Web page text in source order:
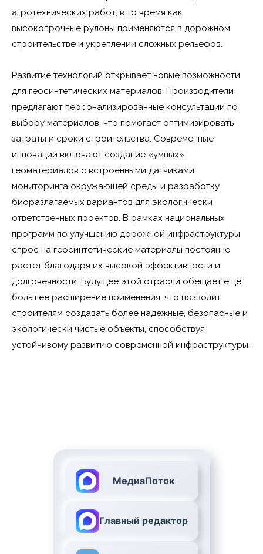
агротехнических работ, в то время как
высокопрочные рулоны применяются в дорожном
строительстве и укреплении сложных рельефов.
Развитие технологий открывает новые возможности
для геосинтетических материалов. Производители
предлагают персонализированные консультации по
выбору материалов, что помогает оптимизировать
затраты и сроки строительства. Современные
инновации включают создание «умных»
геоматериалов с встроенными датчиками
мониторинга окружающей среды и разработку
биоразлагаемых вариантов для экологически
ответственных проектов. В рамках национальных
программ по улучшению дорожной инфраструктуры
спрос на геосинтетические материалы постоянно
растет благодаря их высокой эффективности и
долговечности. Будущее этой отрасли обещает еще
большее расширение применения, что позволит
строителям создавать более надежные, безопасные и
экологически чистые объекты, способствуя
устойчивому развитию современной инфраструктуры.
МедиаПоток
Главный редактор